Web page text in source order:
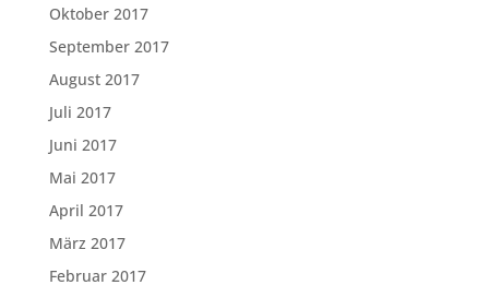
Oktober 2017
September 2017
August 2017
Juli 2017
Juni 2017
Mai 2017
April 2017
März 2017
Februar 2017